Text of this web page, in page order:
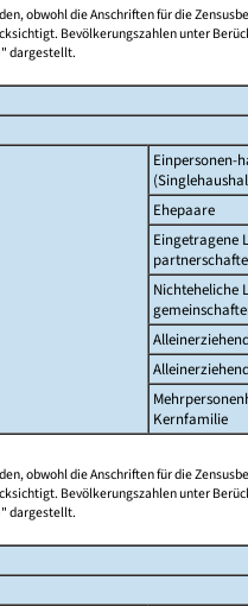
obwohl die Anschriften für die
Bevölkerungszahlen unter
dargestellt.
Einpersonen-
Ehepaare
Eingetragene
Nichteheliche
Kernfamilie
obwohl die Anschriften für die
Bevölkerungszahlen unter
dargestellt.